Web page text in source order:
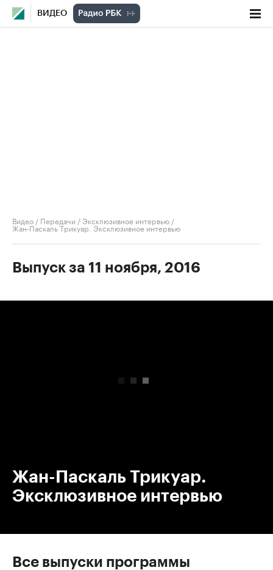
ВИДЕО
Видео / Передачи /Эксклюзивное интервью /
Жан-Паскаль Трикуар. Эксклюзивное интервью
Выпуск за 11 ноября, 2016
Жан-Паскаль Трикуар.
Эксклюзивное интервью
Все выпуски программы